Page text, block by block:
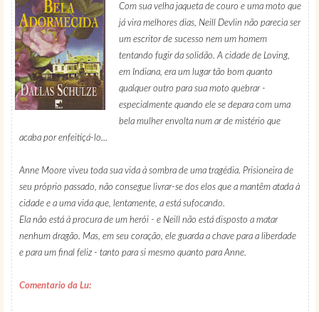
Com sua velha jaqueta de couro e uma moto que
já vira melhores dias, Neill Devlin não parecia ser
um escritor de sucesso nem um homem
tentando fugir da solidão. A cidade de Loving,
em Indiana, era um lugar tão bom quanto
qualquer outro para sua moto quebrar -
especialmente quando ele se depara com uma
bela mulher envolta num ar de mistério que
acaba por enfeitiçá-lo...
Anne Moore viveu toda sua vida à sombra de uma tragédia. Prisioneira de
seu próprio passado, não consegue livrar-se dos elos que a mantêm atada à
cidade e a uma vida que, lentamente, a está sufocando.
Ela não está à procura de um herói - e Neill não está disposto a matar
nenhum dragão. Mas, em seu coração, ele guarda a chave para a liberdade
e para um final feliz - tanto para si mesmo quanto para Anne.
Comentario da Lu: